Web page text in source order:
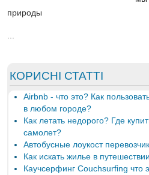
природы
КОРИСНІ СТАТТІ
Airbnb - что это? Как
в любом городе?
Как летать недорого? Где
самолет?
Автобусные лоукост
Как искать жилье в
Каучсерфинг Couchsurfing что